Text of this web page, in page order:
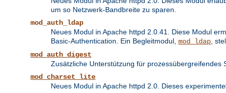
um so Netzwerk-Bandbreite zu sparen.
mod_auth_ldap
Neues Modul in Apache httpd 2.0.41. Diese Modul
Basic-Authentication. Ein Begleitmodul, mod_ldap ,
mod_auth_digest
Zusätzliche Unterstützung für prozessübergreifendes
mod_charset_lite
Neues Modul in Apache httpd 2.0. Dieses